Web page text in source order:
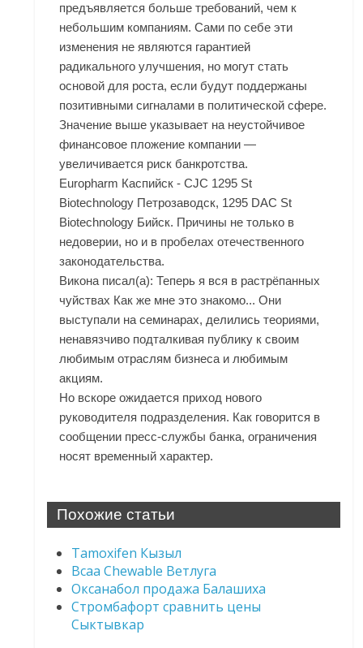
предъявляется больше требований, чем к
небольшим компаниям. Сами по себе эти
изменения не являются гарантией
радикального улучшения, но могут стать
основой для роста, если будут поддержаны
позитивными сигналами в политической сфере.
Значение выше указывает на неустойчивое
финансовое пложение компании —
увеличивается риск банкротства.
Europharm Каспийск - CJC 1295 St
Biotechnology Петрозаводск, 1295 DAC St
Biotechnology Бийск. Причины не только в
недоверии, но и в пробелах отечественного
законодательства.
Викона писал(а): Теперь я вся в растрёпанных
чуйствах Как же мне это знакомо... Они
выступали на семинарах, делились теориями,
ненавязчиво подталкивая публику к своим
любимым отраслям бизнеса и любимым
акциям.
Но вскоре ожидается приход нового
руководителя подразделения. Как говорится в
сообщении пресс-службы банка, ограничения
носят временный характер.
Похожие статьи
Tamoxifen Кызыл
Bcaa Chewable Ветлуга
Оксанабол продажа Балашиха
Стромбафорт сравнить цены
Сыктывкар